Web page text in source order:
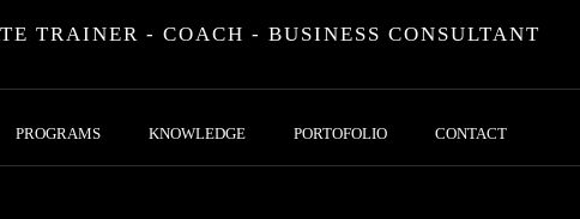
TRAINER - COACH - BUSINESS CONSULTANT
PROGRAMS KNOWLEDGE PORTOFOLIO CONTACT